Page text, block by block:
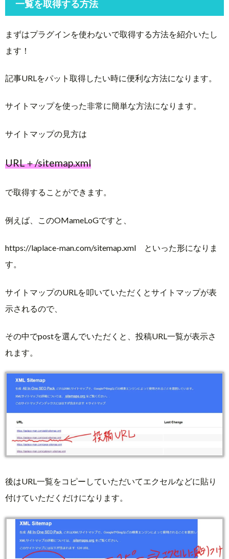
一覧を取得する方法
まずはプラグインを使わないで取得する方法を紹介いたし
ます！
記事URLをパット取得したい時に便利な方法になります。
サイトマップを使った非常に簡単な方法になります。
サイトマップの見方は
URL＋/sitemap.xml
で取得することができます。
例えば、このOMameLoGですと、
https://laplace-man.com/sitemap.xml といった形になりま
す。
サイトマップのURLを叩いていただくとサイトマップが表
示されるので、
その中でpostを選んでいただくと、投稿URL一覧が表示さ
れます。
後はURL一覧をコピーしていただいてエクセルなどに貼り
付けていただくだけになります。